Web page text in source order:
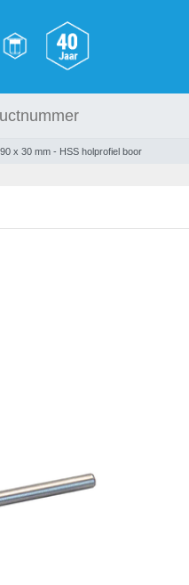
x 30 mm - HSS holprofiel boor